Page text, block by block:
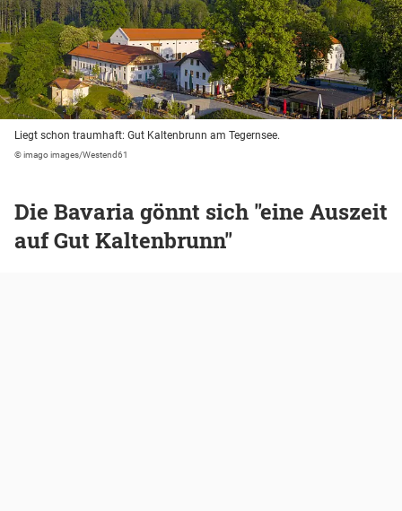
Liegt schon traumhaft: Gut Kaltenbrunn am Tegernsee.
© imago images/Westend61
Die Bavaria gönnt sich "eine Auszeit
auf Gut Kaltenbrunn"